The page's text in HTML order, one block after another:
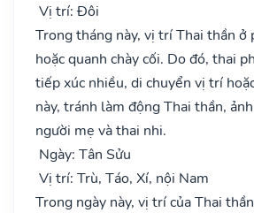
Vị trí: Đôi
Trong tháng này, vị trí Thai thần ở
hoặc quanh chày cối. Do đó, thai
tiếp xúc nhiều, di chuyển vị trí
này, tránh làm động Thai thần,
người mẹ và thai nhi.
Ngày: Tân Sửu
Vị trí: Trù, Táo, Xí, nội Nam
Trong ngày này, vị trí của Thai